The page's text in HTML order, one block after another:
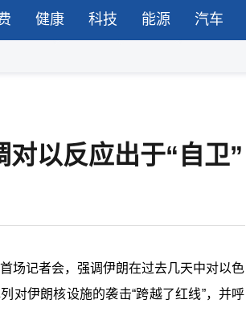
健康 科技 能源 汽车
以反应出于“自卫”
场记者会，强调伊朗在过去几天中对以色
对伊朗核设施的袭击“跨越了红线”，并呼